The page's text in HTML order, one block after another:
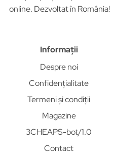
online. Dezvoltat în România!
Informații
Despre noi
Confidențialitate
Termeni și condiții
Magazine
3CHEAPS-bot/1.0
Contact